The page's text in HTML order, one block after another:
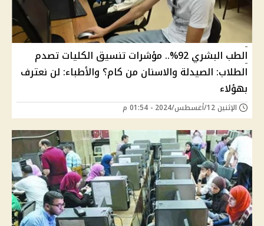
الطب البشري 92%.. مؤشرات تنسيق الكليات تصدم
الطلاب: الصيدلة والاسنان من كام؟ والأطباء: لن نعترف
بهؤلاء
الإثنين 12/أغسطس/2024 - 01:54 م